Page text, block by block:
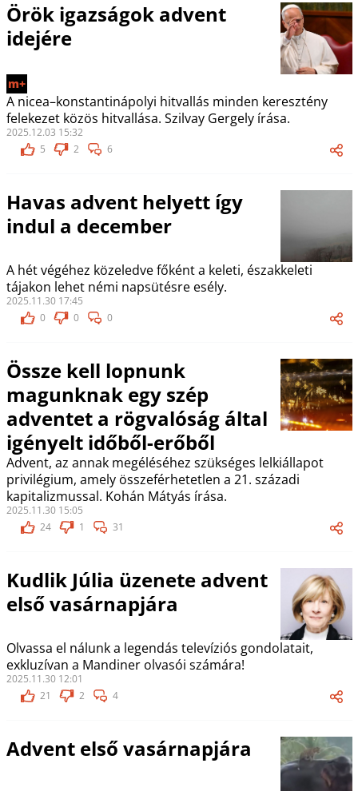
Örök igazságok advent
idejére
m+
A nicea–konstantinápolyi hitvallás minden keresztény
felekezet közös hitvallása. Szilvay Gergely írása.
2025.12.03 15:32
5
2 6
Havas advent helyett így
indul a december
A hét végéhez közeledve főként a keleti, északkeleti
tájakon lehet némi napsütésre esély.
2025.11.30 17:45
0
0 0
Össze kell lopnunk
magunknak egy szép
adventet a rögvalóság által
igényelt időből-erőből
Advent, az annak megéléséhez szükséges lelkiállapot
privilégium, amely összeférhetetlen a 21. századi
kapitalizmussal. Kohán Mátyás írása.
2025.11.30 15:05
24
1 31
Kudlik Júlia üzenete advent
első vasárnapjára
Olvassa el nálunk a legendás televíziós gondolatait,
exkluzívan a Mandiner olvasói számára!
2025.11.30 12:01
21
2 4
Advent első vasárnapjára